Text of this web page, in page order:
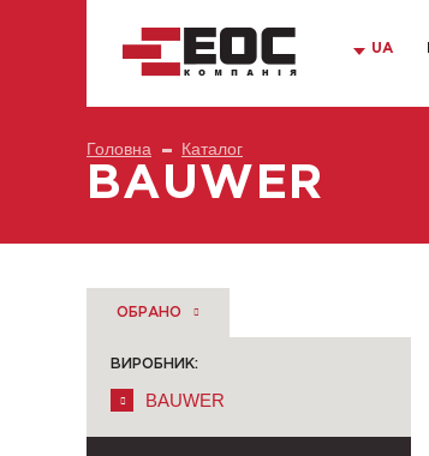
UA
Головна Каталог
BAUWER
ОБРАНО
ВИРОБНИК:
BAUWER